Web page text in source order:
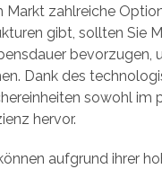
zahlreiche
gibt, sollten Sie
bevorzugen,
Dank des
sowohl im
hervor.
aufgrund ihrer